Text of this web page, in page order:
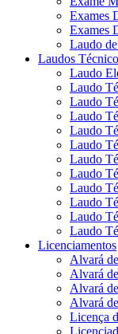
Exames
Exames
Laudo
Laudos
Laudo
Laudo
Laudo
Laudo
Laudo
Laudo
Laudo
Laudo
Laudo
Laudo
Laudo
Laudo
Licenciamentos
Alvará
Alvará
Alvará
Alvará
Licença